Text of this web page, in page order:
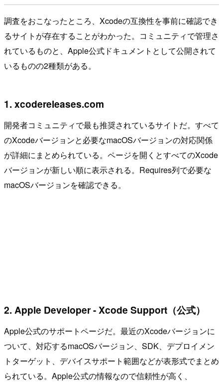
調査をおこなったところ、Xcodeの互換性を事前に確認でき
るサイトが存在することがわかった。コミュニティで管理さ
れているものと、Apple公式ドキュメントとして公開されて
いるものの2種類がある。
1. xcodereleases.com
開発者コミュニティで最も推奨されているサイトだ。すべて
のXcodeバージョンと必要なmacOSバージョンの対応関係
が詳細にまとめられている。ページを開くとすべてのXcode
バージョンが新しい順に表示される。Requires列で必要な
macOSバージョンを確認できる。
2. Apple Developer - Xcode Support（公式）
Apple公式のサポートページだ。最近のXcodeバージョンに
ついて、対応するmacOSバージョン、SDK、デプロイメン
トターゲット、デバイスサポート範囲などが表形式でまとめ
られている。Apple公式の情報なので信頼性が高く、